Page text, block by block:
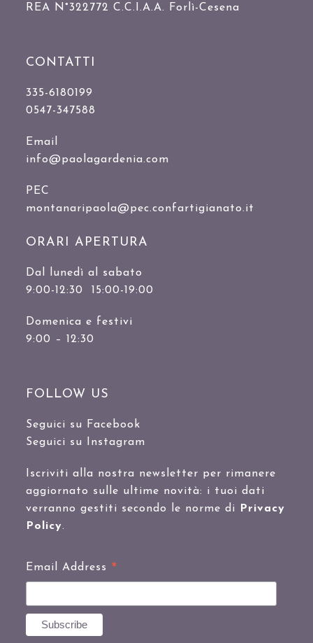
REA N°322772 C.C.I.A.A. Forlì-Cesena
CONTATTI
335-6180199
0547-347588
Email
info@paolagardenia.com
PEC
montanaripaola@pec.confartigianato.it
ORARI APERTURA
Dal lunedì al sabato
9:00-12:30 15:00-19:00
Domenica e festivi
9:00 – 12:30
FOLLOW US
Seguici su Facebook
Seguici su Instagram
Iscriviti alla nostra newsletter per rimanere
aggiornato sulle ultime novità: i tuoi dati
verranno gestiti secondo le norme di
Privacy
Policy.
Email Address *